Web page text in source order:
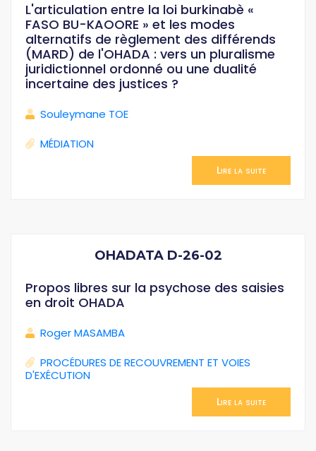
L'articulation entre la loi burkinabè «
FASO BU-KAOORE » et les modes
alternatifs de règlement des différends
(MARD) de l'OHADA : vers un pluralisme
juridictionnel ordonné ou une dualité
incertaine des justices ?
Souleymane TOE
MÉDIATION
Lire la suite
OHADATA D-26-02
Propos libres sur la psychose des saisies
en droit OHADA
Roger MASAMBA
PROCÉDURES DE RECOUVREMENT ET VOIES
D'EXÉCUTION
Lire la suite